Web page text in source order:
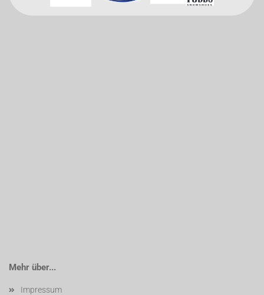
Mehr über...
Impressum